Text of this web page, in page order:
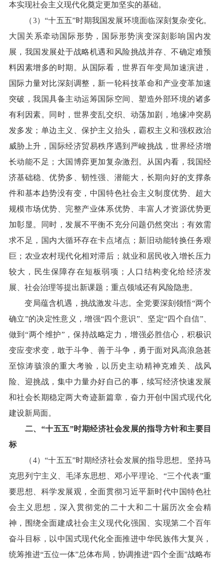
本实现社会主义现代化奠定更加坚实的基础。
（3）“十五五”时期我国发展环境面临深刻复杂变化。
大国关系牵动国际形势，国际形势演变深刻影响国内发
展，我国发展处于战略机遇和风险挑战并存、不确定难预
料因素增多的时期。从国际看，世界百年变局加速演进，
国际力量对比深刻调整，新一轮科技革命和产业变革加速
突破，我国具备主动运筹国际空间、塑造外部环境的诸多
有利因素。同时，世界变乱交织、动荡加剧，地缘冲突易
发多发；单边主义、保护主义抬头，霸权主义和强权政治
威胁上升，国际经济贸易秩序遇到严峻挑战，世界经济增
长动能不足；大国博弈更加复杂激烈。从国内看，我国经
济基础稳、优势多、韧性强、潜能大，长期向好的支撑条
件和基本趋势没有变，中国特色社会主义制度优势、超大
规模市场优势、完整产业体系优势、丰富人才资源优势更
加彰显。同时，发展不平衡不充分问题仍然突出；有效需
求不足，国内大循环存在卡点堵点；新旧动能转换任务艰
巨；农业农村现代化相对滞后；就业和居民收入增长压力
较大，民生保障存在短板弱项；人口结构变化给经济发
展、社会治理等提出新课题；重点领域还有风险隐患。
变局蕴含机遇，挑战激发斗志。全党要深刻领悟“两个
确立”的决定性意义，增强“四个意识”、坚定“四个自信”、
做到“两个维护”，保持战略定力，增强必胜信心，积极识
变应变求变，敢于斗争、善于斗争，勇于面对风高浪急甚
至惊涛骇浪的重大考验，以历史主动精神克难关、战风
险、迎挑战，集中力量办好自己的事，续写经济快速发展
和社会长期稳定两大奇迹新篇章，奋力开创中国式现代化
建设新局面。
二、“十五五”时期经济社会发展的指导方针和主要目
标
（4）“十五五”时期经济社会发展的指导思想。坚持马
克思列宁主义、毛泽东思想、邓小平理论、“三个代表”重
要思想、科学发展观，全面贯彻习近平新时代中国特色社
会主义思想，深入贯彻党的二十大和二十届历次全会精
神，围绕全面建成社会主义现代化强国、实现第二个百年
奋斗目标，以中国式现代化全面推进中华民族伟大复兴，
统筹推进“五位一体”总体布局，协调推进“四个全面”战略布